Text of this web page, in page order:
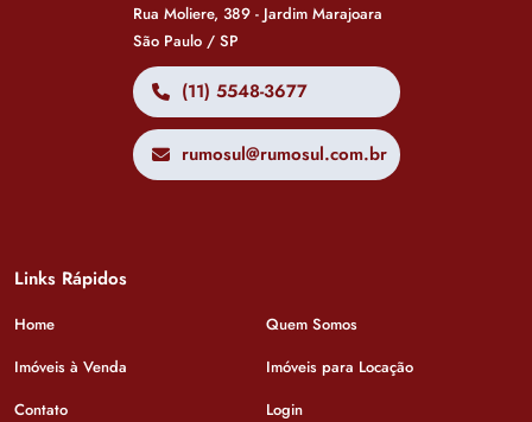
Rua Moliere, 389 - Jardim Marajoara
São Paulo / SP
(11) 5548-3677
rumosul@rumosul.com.br
Links Rápidos
Home
Quem Somos
Imóveis à Venda
Imóveis para Locação
Contato
Login